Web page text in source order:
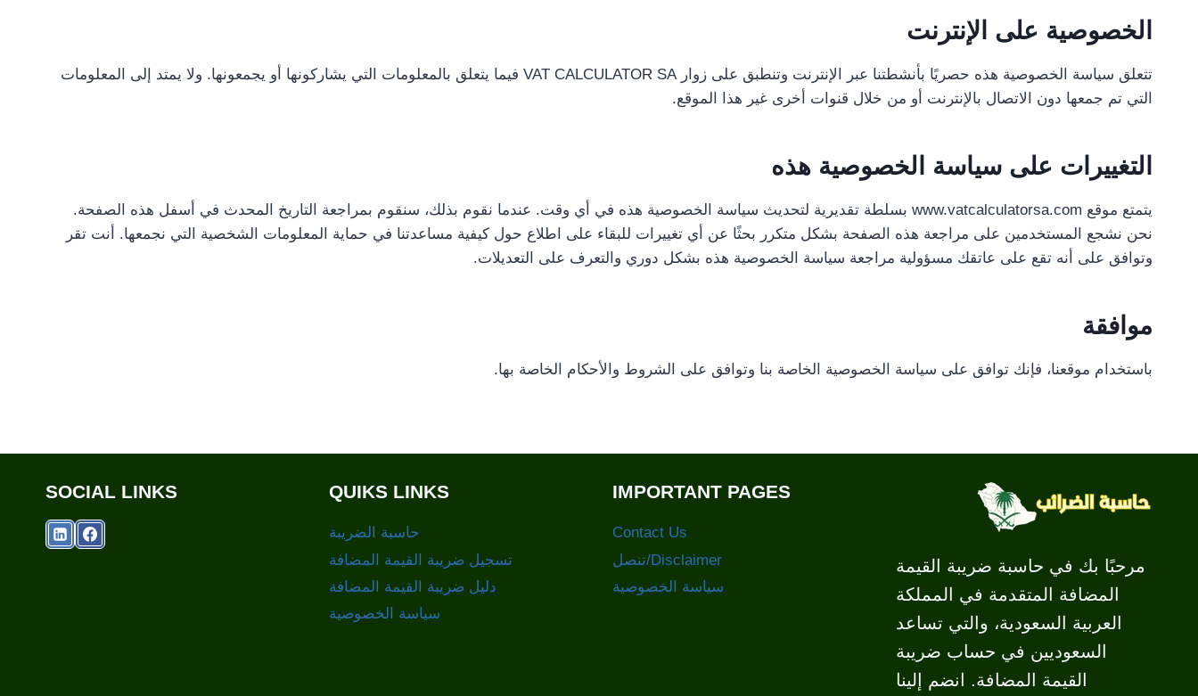
الخصوصية على الإنترنت
تتعلق سياسة الخصوصية هذه حصريًا بأنشطتنا عبر الإنترنت وتنطبق على زوار VAT CALCULATOR SA فيما يتعلق بالمعلومات التي يشاركونها أو يجمعونها. ولا يمتد إلى المعلومات
التي تم جمعها دون الاتصال بالإنترنت أو من خلال قنوات أخرى غير هذا الموقع.
التغييرات على سياسة الخصوصية هذه
يتمتع موقع www.vatcalculatorsa.com بسلطة تقديرية لتحديث سياسة الخصوصية هذه في أي وقت. عندما نقوم بذلك، سنقوم بمراجعة التاريخ المحدث في أسفل هذه الصفحة.
نحن نشجع المستخدمين على مراجعة هذه الصفحة بشكل متكرر بحثًا عن أي تغييرات للبقاء على اطلاع حول كيفية مساعدتنا في حماية المعلومات الشخصية التي نجمعها. أنت تقر
وتوافق على أنه تقع على عاتقك مسؤولية مراجعة سياسة الخصوصية هذه بشكل دوري والتعرف على التعديلات.
موافقة
باستخدام موقعنا، فإنك توافق على سياسة الخصوصية الخاصة بنا وتوافق على الشروط والأحكام الخاصة بها.
مرحبًا بك في حاسبة ضريبة القيمة
المضافة المتقدمة في المملكة
العربية السعودية، والتي تساعد
السعوديين في حساب ضريبة
القيمة المضافة. انضم إلينا
IMPORTANT PAGES
Contact Us
Disclaimer/تنصل
سياسة الخصوصية
QUIKS LINKS
حاسبة الضريبة
تسجيل ضريبة القيمة المضافة
دليل ضريبة القيمة المضافة
سياسة الخصوصية
SOCIAL LINKS